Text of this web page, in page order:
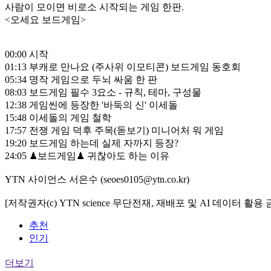
사람이 모이면 비로소 시작되는 게임 한판.
<오세요 보드게임>
00:00 시작
01:13 부캐로 만나요 (주사위 이모티콘) 보드게임 동호회
05:34 명작 게임으로 두뇌 싸움 한 판
08:03 보드게임 필수 3요소 - 규칙, 테마, 구성물
12:38 게임씬에 등장한 '바둑의 신' 이세돌
15:48 이세돌의 게임 철학
17:57 전쟁 게임 덕후 주목(돋보기) 미니어처 워 게임
19:20 보드게임 하는데 실제 자까지 등장?
24:05 ♟보드게임♟ 귀찮아도 하는 이유
YTN 사이언스 서은수 (seoes0105@ytn.co.kr)
[저작권자(c) YTN science 무단전재, 재배포 및 AI 데이터 활용
추천
인기
더보기